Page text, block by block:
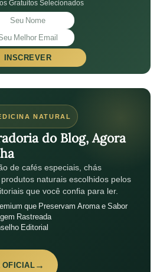
Gratuitos Selecionados
INSCREVER
NATURAL
do Blog, Agora
de cafés especiais, chás
naturais escolhidos pelos
que você confia para ler.
que Preservam Aroma e Sabor
Rastreada
Editorial
OFICIAL→